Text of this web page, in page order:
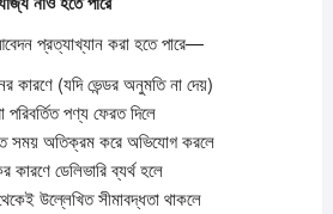
প্রত্যাখ্যান করা হতে পারে—
কারণে (যদি ভেন্ডর অনুমতি না দেয়)
পণ্য ফেরত দিলে
সময় অতিক্রম করে অভিযোগ করলে
কারণে ডেলিভারি ব্যর্থ হলে
উল্লেখিত সীমাবদ্ধতা থাকলে